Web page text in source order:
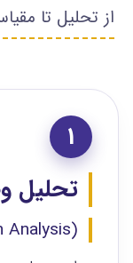
از تحلیل تا
1
تحلیل
(Situation Analysis)